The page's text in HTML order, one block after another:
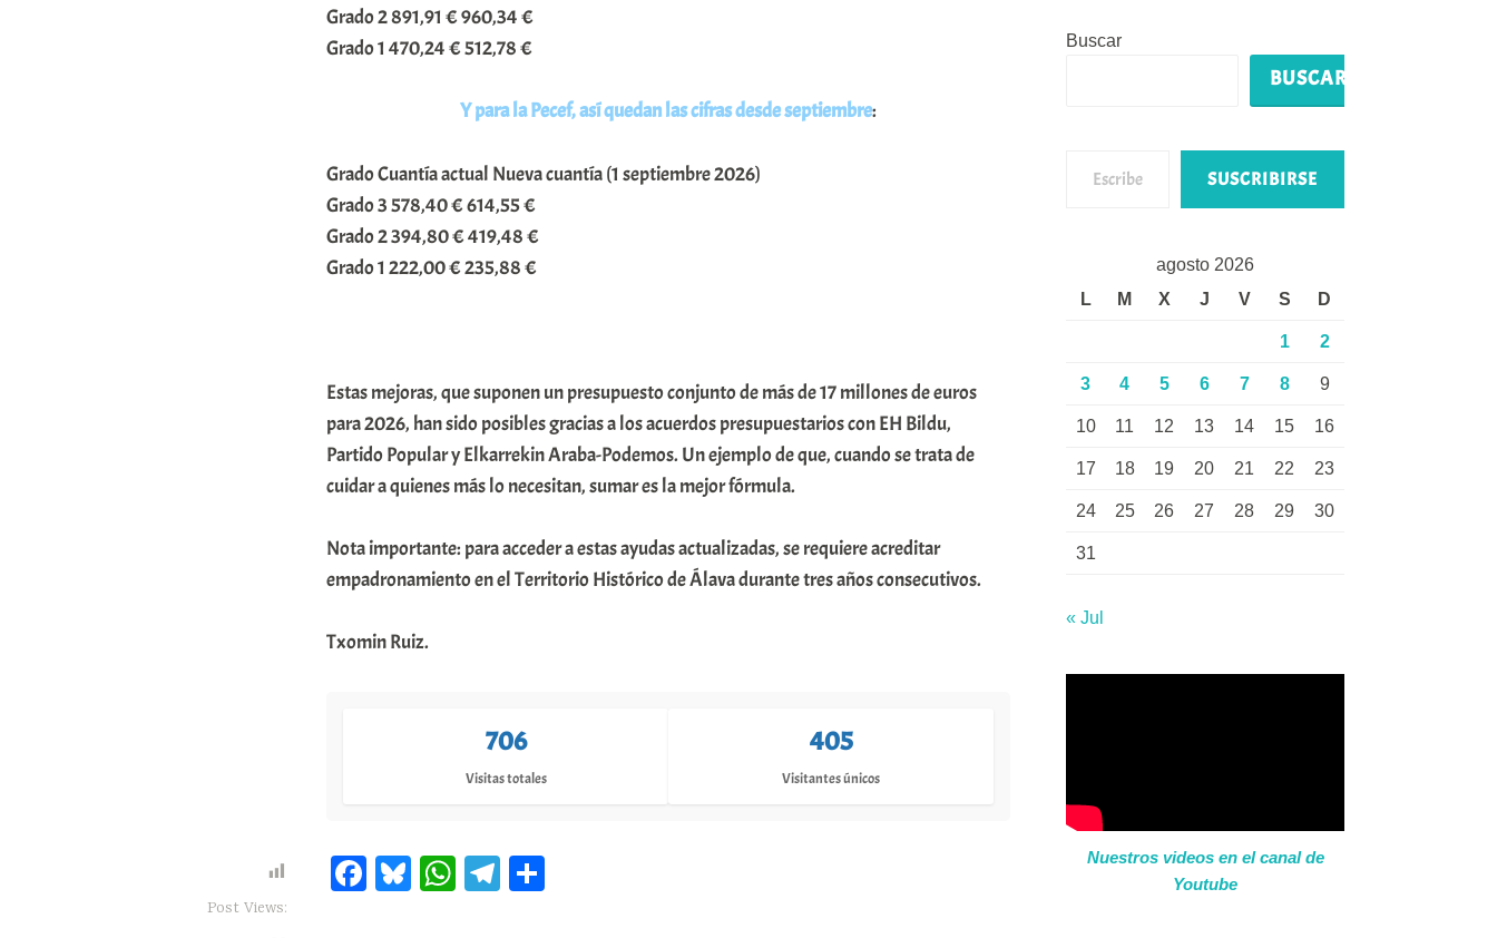
Grado 2 891,91 € 960,34 €
Grado 1 470,24 € 512,78 €
Y para la Pecef, así quedan las cifras desde septiembre:
Grado Cuantía actual Nueva cuantía (1 septiembre 2026)
Grado 3 578,40 € 614,55 €
Grado 2 394,80 € 419,48 €
Grado 1 222,00 € 235,88 €
Estas mejoras, que suponen un presupuesto conjunto de más de 17 millones de euros
para 2026, han sido posibles gracias a los acuerdos presupuestarios con EH Bildu,
Partido Popular y Elkarrekin Araba-Podemos. Un ejemplo de que, cuando se trata de
cuidar a quienes más lo necesitan, sumar es la mejor fórmula.
Nota importante: para acceder a estas ayudas actualizadas, se requiere acreditar
empadronamiento en el Territorio Histórico de Álava durante tres años consecutivos.
Txomin Ruiz.
706
Visitas totales
405
Visitantes únicos
Post Views:
Fa Bl W Te
Buscar
BUSCAR
SUSCRIBIRSE
agosto 2026
L
M X J V S D
1 2
3 4 5 6 7 8 9
10 11 12 13 14 15 16
17 18 19 20 21 22 23
24 25 26 27 28 29 30
31
« Jul
Nuestros videos en el canal de
Youtube